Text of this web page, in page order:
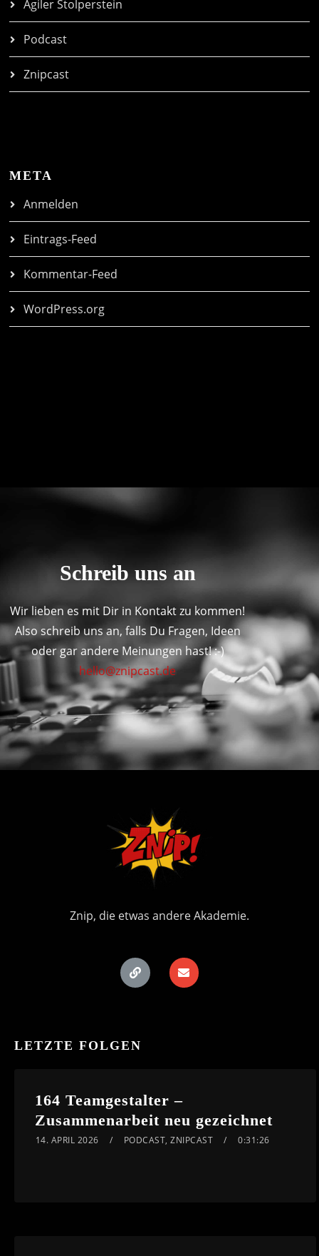
Agiler Stolperstein
Podcast
Znipcast
META
Anmelden
Eintrags-Feed
Kommentar-Feed
WordPress.org
Schreib uns an
Wir lieben es mit Dir in Kontakt zu kommen!
Also schreib uns an, falls Du Fragen, Ideen
oder gar andere Meinungen hast! :-)
hello@znipcast.de
Znip, die etwas andere Akademie.
LETZTE FOLGEN
164 Teamgestalter –
Zusammenarbeit neu gezeichnet
14. APRIL 2026 PODCAST,ZNIPCAST 0:31:26